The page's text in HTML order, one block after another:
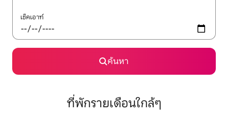
เช็คเอาท์
ค้นหา
ที่พักรายเดือนใกล้ๆ